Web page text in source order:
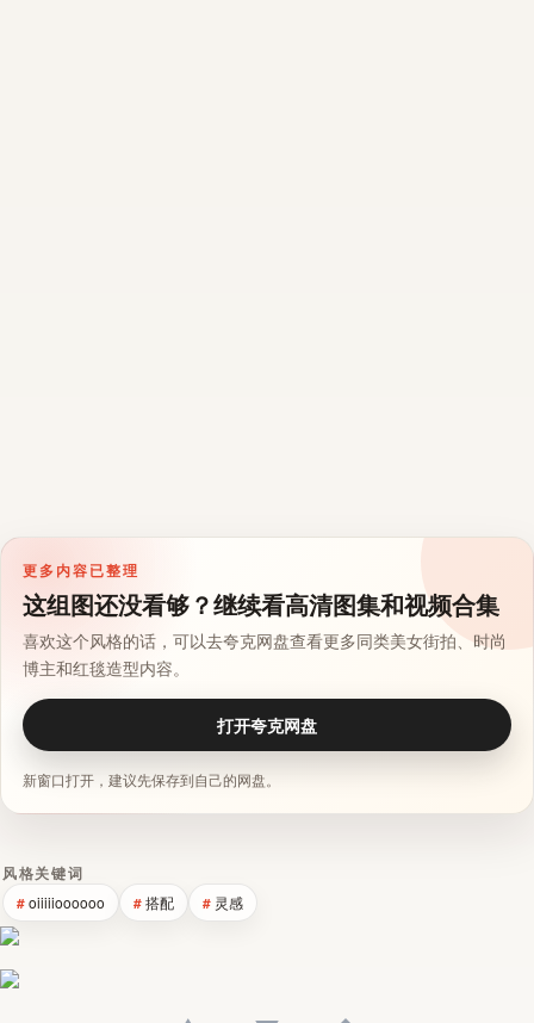
更多内容已整理
这组图还没看够？继续看高清图集和视频合集
喜欢这个风格的话，可以去夸克网盘查看更多同类美女街拍、时尚
博主和红毯造型内容。
打开夸克网盘
新窗口打开，建议先保存到自己的网盘。
风格关键词
oiiiiioooooo 搭配 灵感